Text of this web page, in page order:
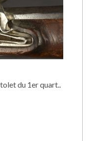
du 1er quart..